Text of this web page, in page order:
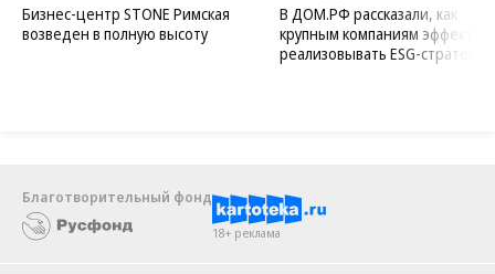
Бизнес-центр STONE Римская
возведен в полную высоту
В ДОМ.РФ рассказали, как
крупным компаниям
реализовывать ESG-стратегию
Благотворительный фонд
18+ реклама